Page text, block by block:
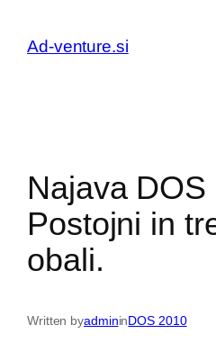
vsebino
Ad-venture.si
Najava DOS
Postojni in
obali.
Written byadmininDOS 2010